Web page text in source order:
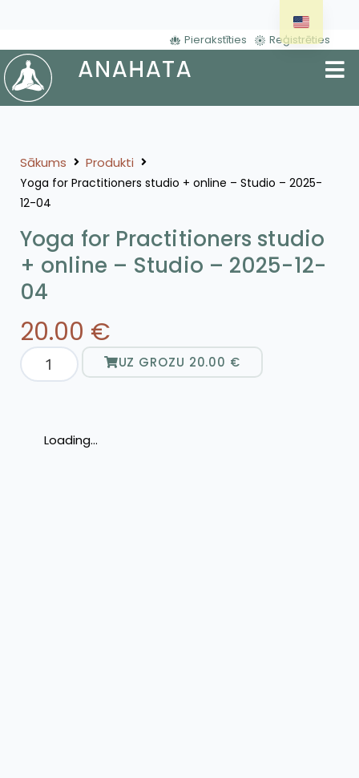
Pierakstīties Reģistrēties
Sākums Produkti
Yoga for Practitioners studio + online – Studio – 2025-
12-04
Yoga for Practitioners studio
+ online – Studio – 2025-12-
04
20.00 €
UZ GROZU 20.00 €
Loading...